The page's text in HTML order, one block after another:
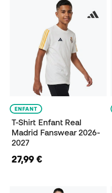
ENFANT
T-Shirt Enfant Real
Madrid Fanswear 2026-
2027
27,99 €